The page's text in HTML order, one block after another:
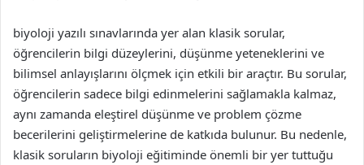
biyoloji yazılı sınavlarında yer alan klasik sorular,
öğrencilerin bilgi düzeylerini, düşünme yeteneklerini ve
bilimsel anlayışlarını ölçmek için etkili bir araçtır. Bu sorular,
öğrencilerin sadece bilgi edinmelerini sağlamakla kalmaz,
aynı zamanda eleştirel düşünme ve problem çözme
becerilerini geliştirmelerine de katkıda bulunur. Bu nedenle,
klasik soruların biyoloji eğitiminde önemli bir yer tuttuğu